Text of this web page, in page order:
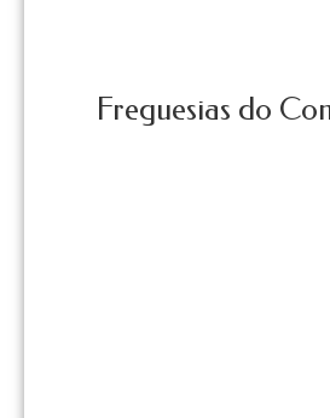
Freguesias do